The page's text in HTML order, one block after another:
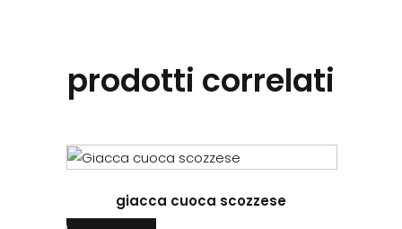
prodotti correlati
ha
giacca cuoca scozzese